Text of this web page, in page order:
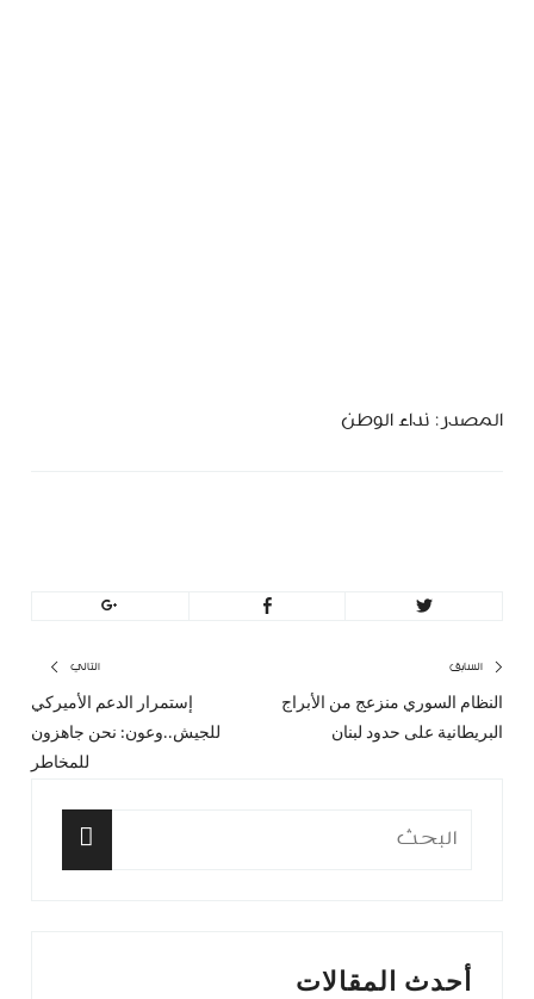
المصدر: نداء الوطن
تصفّح
المقالات
السابق
المقال
النظام السوري منزعج من الأبراج
البريطانية على حدود لبنان
التالي
إستمرار الدعم الأميركي
للجيش..وعون: نحن جاهزون
للمخاطر
البحث
أحدث المقالات